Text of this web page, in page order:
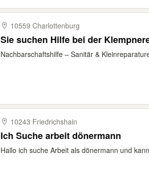
10559 Charlottenburg
Sie suchen Hilfe bei der
Nachbarschaftshilfe – Sanitär &
10243 Friedrichshain
Ich Suche arbeit dönermann
Hallo ich suche Arbeit als dönermann und